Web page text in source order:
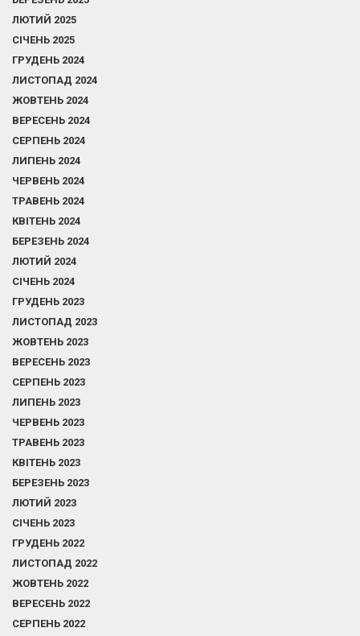
ЛЮТИЙ 2025
СІЧЕНЬ 2025
ГРУДЕНЬ 2024
ЛИСТОПАД 2024
ЖОВТЕНЬ 2024
ВЕРЕСЕНЬ 2024
СЕРПЕНЬ 2024
ЛИПЕНЬ 2024
ЧЕРВЕНЬ 2024
ТРАВЕНЬ 2024
КВІТЕНЬ 2024
БЕРЕЗЕНЬ 2024
ЛЮТИЙ 2024
СІЧЕНЬ 2024
ГРУДЕНЬ 2023
ЛИСТОПАД 2023
ЖОВТЕНЬ 2023
ВЕРЕСЕНЬ 2023
СЕРПЕНЬ 2023
ЛИПЕНЬ 2023
ЧЕРВЕНЬ 2023
ТРАВЕНЬ 2023
КВІТЕНЬ 2023
БЕРЕЗЕНЬ 2023
ЛЮТИЙ 2023
СІЧЕНЬ 2023
ГРУДЕНЬ 2022
ЛИСТОПАД 2022
ЖОВТЕНЬ 2022
ВЕРЕСЕНЬ 2022
СЕРПЕНЬ 2022